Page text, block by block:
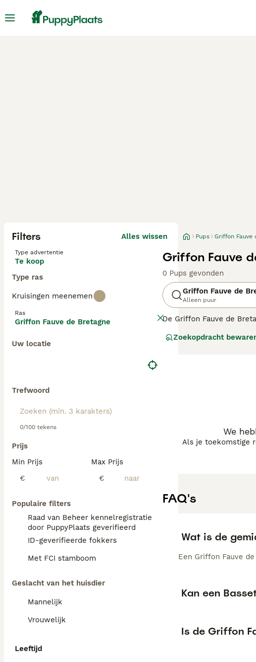
Filters Alles wissen
Type advertentie
Te koop
Type ras
Kruisingen meenemen
Ras
Griffon Fauve de Bretagne
Uw locatie
Trefwoord
0/100 tekens
Prijs
Min Prijs
€
Max Prijs
€
Populaire filters
Raad van Beheer kennelregistratie
door PuppyPlaats geverifieerd
ID-geverifieerde fokkers
Met FCI stamboom
Geslacht van het huisdier
Mannelijk
Vrouwelijk
Leeftijd
Pups Griffon Fauve
Griffon Fauve
0 Pups gevonden
Griffon Fauve de
Alleen puur
De Griffon Fauve de
Zoekopdracht
We
Als je toekomstige
FAQ's
Wat is de
Een Griffon Fauve
Kan een
Is de Griffon